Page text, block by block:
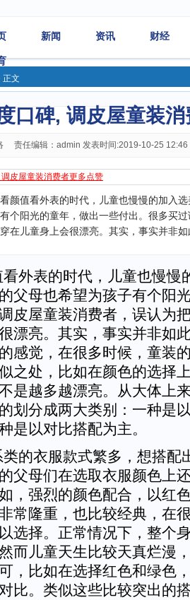
新闻 资讯 财经
正文
口碑, 调皮屋童装
责任编辑：admin 发表时间:2019-10-25 12:46
皮屋童装消费者更多点赞
颜值看外表的时代，儿童也慢慢的加入
个阳光的童年，做出一些付出。很多买
在儿童身上会很漂亮。其实，事实并非
外表的时代，儿童也慢慢
父母也希望为孩子有个阳
皮屋童装消费者，误认为
漂亮。其实，事实并非如
感觉，在很多时候，童装
之处，比如在颜色的选择
是越多越漂亮。从大体上
划分成两大类别：一种是
是以对比搭配为主。
的衣服款式繁多，想搭配
父母们在选取衣服颜色上
，强烈的颜色配合，以红
常隆重，也比较经典，在
选择。正常情况下，整个
而儿童天生比较天真烂漫
，比如在选择红色和绿色
比。类似这些比较突出的